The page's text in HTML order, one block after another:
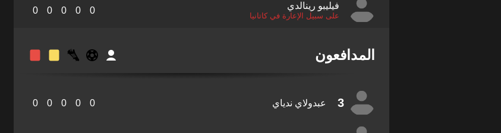
فيليبو رينالدي
على سبيل الإعارة في كاتانيا
0
0
0
0
0
المدافعون
3 عبدولاي ندياي 0
0
0
0
0